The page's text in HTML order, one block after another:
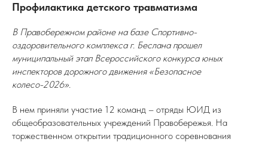
Профилактика детского травматизма
В Правобережном районе на базе Спортивно-
оздоровительного комплекса г. Беслана прошел
муниципальный этап Всероссийского конкурса юных
инспекторов дорожного движения «Безопасное
колесо-2026».
В нем приняли участие 12 команд – отряды ЮИД из
общеобразовательных учреждений Правобережья. На
торжественном открытии традиционного соревнования